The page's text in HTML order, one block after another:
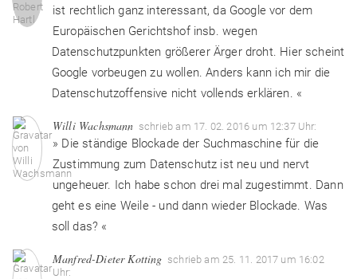
ist rechtlich ganz interessant, da Google vor dem
Europäischen Gerichtshof insb. wegen
Datenschutzpunkten größerer Ärger droht. Hier scheint
Google vorbeugen zu wollen. Anders kann ich mir die
Datenschutzoffensive nicht vollends erklären. «
Willi Wachsmann schrieb am 17. 02. 2016 um 12:37 Uhr:
» Die ständige Blockade der Suchmaschine für die
Zustimmung zum Datenschutz ist neu und nervt
ungeheuer. Ich habe schon drei mal zugestimmt. Dann
geht es eine Weile - und dann wieder Blockade. Was
soll das? «
Manfred-Dieter Kotting schrieb am 25. 11. 2017 um 16:02
Uhr: